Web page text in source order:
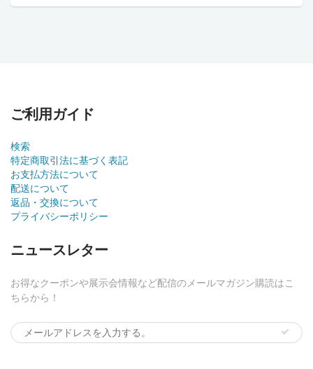
ご利用ガイド
検索
特定商取引法に基づく表記
お支払方法について
配送について
返品・交換について
プライバシーポリシー
ニュースレター
お得なクーポンや展示会情報など配信のメールマガジン購読はこ
ちらから！